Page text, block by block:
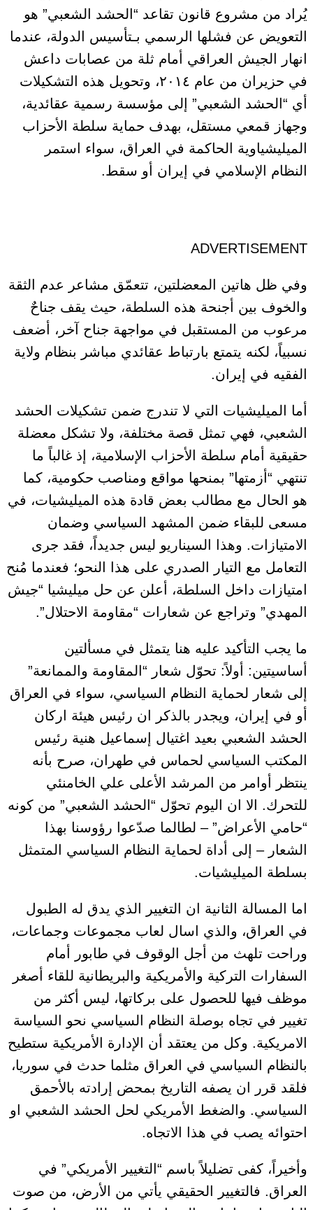
يُراد من مشروع قانون تقاعد “الحشد الشعبي” هو
التعويض عن فشلها الرسمي بـتأسيس الدولة، عندما
انهار الجيش العراقي أمام ثلة من عصابات داعش
في حزيران من عام ٢٠١٤، وتحويل هذه التشكيلات
أي “الحشد الشعبي” إلى مؤسسة رسمية عقائدية،
وجهاز قمعي مستقل، بهدف حماية سلطة الأحزاب
الميليشياوية الحاكمة في العراق، سواء استمر
النظام الإسلامي في إيران أو سقط.
ADVERTISEMENT
وفي ظل هاتين المعضلتين، تتعمّق مشاعر عدم الثقة
والخوف بين أجنحة هذه السلطة، حيث يقف جناحٌ
مرعوب من المستقبل في مواجهة جناح آخر، أضعف
نسبياً، لكنه يتمتع بارتباط عقائدي مباشر بنظام ولاية
الفقيه في إيران.
أما الميليشيات التي لا تندرج ضمن تشكيلات الحشد
الشعبي، فهي تمثل قصة مختلفة، ولا تشكل معضلة
حقيقية أمام سلطة الأحزاب الإسلامية، إذ غالباً ما
تنتهي “أزمتها” بمنحها مواقع ومناصب حكومية، كما
هو الحال مع مطالب بعض قادة هذه الميليشيات، في
مسعى للبقاء ضمن المشهد السياسي وضمان
الامتيازات. وهذا السيناريو ليس جديداً، فقد جرى
التعامل مع التيار الصدري على هذا النحو؛ فعندما مُنح
امتيازات داخل السلطة، أعلن عن حل ميليشيا “جيش
المهدي” وتراجع عن شعارات “مقاومة الاحتلال”.
ما يجب التأكيد عليه هنا يتمثل في مسألتين
أساسيتين: أولاً: تحوّل شعار “المقاومة والممانعة”
إلى شعار لحماية النظام السياسي، سواء في العراق
أو في إيران، ويجدر بالذكر ان رئيس هيئة اركان
الحشد الشعبي بعيد اغتيال إسماعيل هنية رئيس
المكتب السياسي لحماس في طهران، صرح بأنه
ينتظر أوامر من المرشد الأعلى علي الخامنئي
للتحرك. الا ان اليوم تحوّل “الحشد الشعبي” من كونه
“حامي الأعراض” – لطالما صدّعوا رؤوسنا بهذا
الشعار – إلى أداة لحماية النظام السياسي المتمثل
بسلطة الميليشيات.
اما المسالة الثانية ان التغيير الذي يدق له الطبول
في العراق، والذي اسال لعاب مجموعات وجماعات،
وراحت تلهث من أجل الوقوف في طابور أمام
السفارات التركية والأمريكية والبريطانية للقاء أصغر
موظف فيها للحصول على بركاتها، ليس أكثر من
تغيير في تجاه بوصلة النظام السياسي نحو السياسة
الامريكية. وكل من يعتقد أن الإدارة الأمريكية ستطيح
بالنظام السياسي في العراق مثلما حدث في سوريا،
فلقد قرر ان يصفه التاريخ بمحض إرادته بالأحمق
السياسي. والضغط الأمريكي لحل الحشد الشعبي او
احتوائه يصب في هذا الاتجاه.
وأخيراً، كفى تضليلاً باسم “التغيير الأمريكي” في
العراق. فالتغيير الحقيقي يأتي من الأرض، من صوت